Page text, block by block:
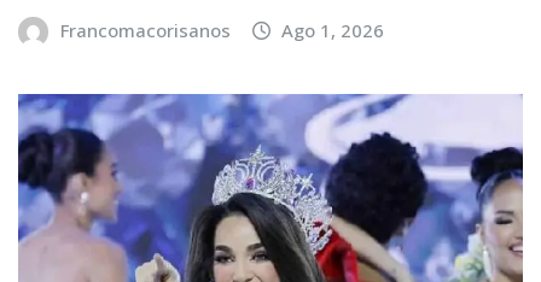
Francomacorisanos Ago 1, 2026